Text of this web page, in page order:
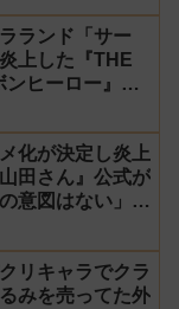
ランド「サー
上した『THE
ヒーロー』に
でびる」が出
化が決定し炎上
田さん』公式が
意図はない」と
リキャラでクラ
みを売ってた外